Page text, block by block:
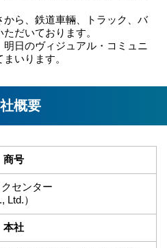
ら、鉄道車輛、トラック、バ
だいております。
日のヴィジュアル・コミュニ
いります。
概要
商号
センター
Ltd.）
本社